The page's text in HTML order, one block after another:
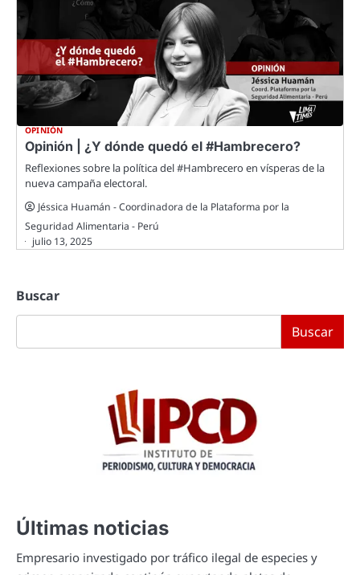
OPINIÓN
Opinión | ¿Y dónde quedó el #Hambrecero?
Reflexiones sobre la política del #Hambrecero en vísperas de la
nueva campaña electoral.
Jéssica Huamán - Coordinadora de la Plataforma por la
Seguridad Alimentaria - Perú
julio 13, 2025
Buscar
Buscar
Últimas noticias
Empresario investigado por tráfico ilegal de especies y